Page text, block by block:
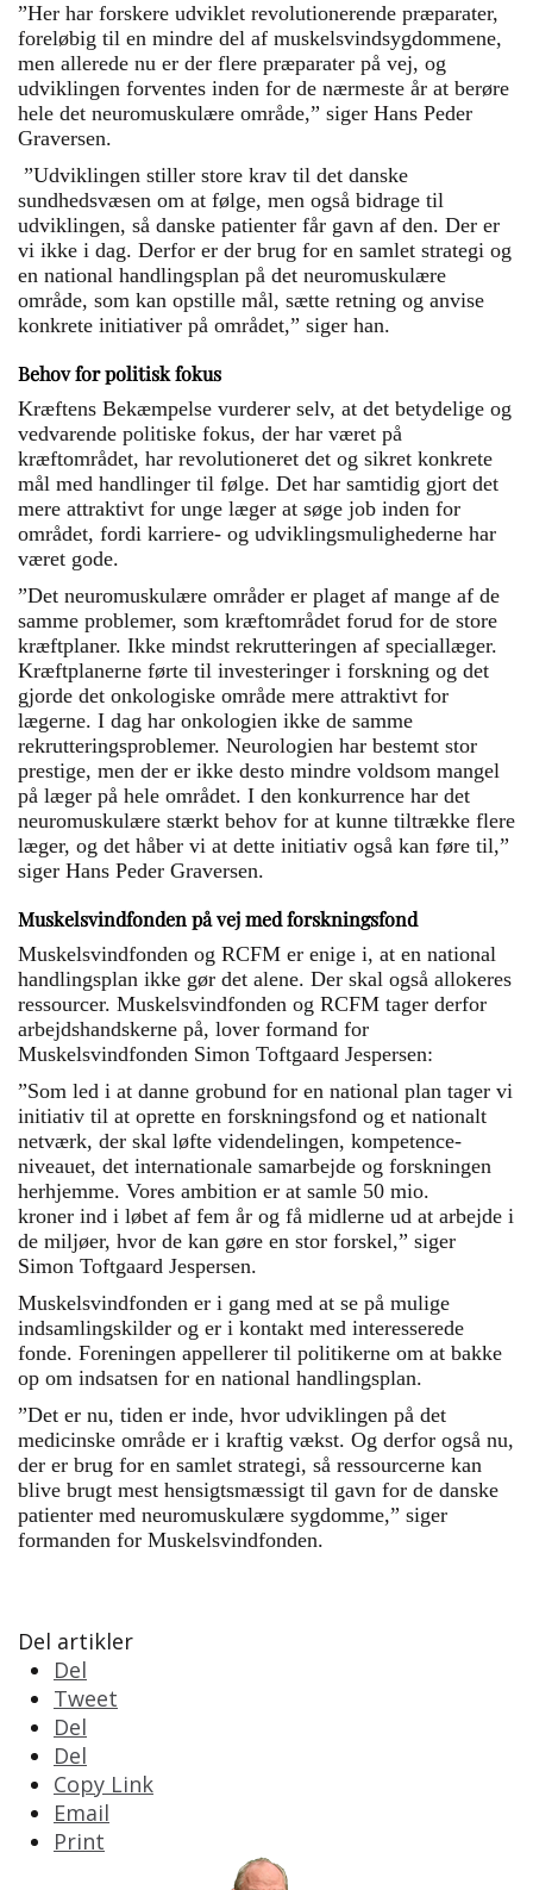
”Her har forskere udviklet revolutionerende præparater,
foreløbig til en mindre del af muskelsvindsygdommene,
men allerede nu er der flere præparater på vej, og
udviklingen forventes inden for de nærmeste år at berøre
hele det neuromuskulære område,” siger Hans Peder
Graversen.
”Udviklingen stiller store krav til det danske
sundhedsvæsen om at følge, men også bidrage til
udviklingen, så danske patienter får gavn af den. Der er
vi ikke i dag. Derfor er der brug for en samlet strategi og
en national handlingsplan på det neuromuskulære
område, som kan opstille mål, sætte retning og anvise
konkrete initiativer på området,” siger han.
Behov for politisk fokus
Kræftens Bekæmpelse vurderer selv, at det betydelige og
vedvarende politiske fokus, der har været på
kræftområdet, har revolutioneret det og sikret konkrete
mål med handlinger til følge. Det har samtidig gjort det
mere attraktivt for unge læger at søge job inden for
området, fordi karriere- og udviklingsmulighederne har
været gode.
”Det neuromuskulære områder er plaget af mange af de
samme problemer, som kræftområdet forud for de store
kræftplaner. Ikke mindst rekrutteringen af speciallæger.
Kræftplanerne førte til investeringer i forskning og det
gjorde det onkologiske område mere attraktivt for
lægerne. I dag har onkologien ikke de samme
rekrutteringsproblemer. Neurologien har bestemt stor
prestige, men der er ikke desto mindre voldsom mangel
på læger på hele området. I den konkurrence har det
neuromuskulære stærkt behov for at kunne tiltrække flere
læger, og det håber vi at dette initiativ også kan føre til,”
siger Hans Peder Graversen.
Muskelsvindfonden på vej med forskningsfond
Muskelsvindfonden og RCFM er enige i, at en national
handlingsplan ikke gør det alene. Der skal også allokeres
ressourcer. Muskelsvindfonden og RCFM tager derfor
arbejdshandskerne på, lover formand for
Muskelsvindfonden Simon Toftgaard Jespersen:
”Som led i at danne grobund for en national plan tager vi
initiativ til at oprette en forskningsfond og et nationalt
netværk, der skal løfte videndelingen, kompetence-
niveauet, det internationale samarbejde og forskningen
herhjemme. Vores ambition er at samle 50 mio.
kroner ind i løbet af fem år og få midlerne ud at arbejde i
de miljøer, hvor de kan gøre en stor forskel,” siger
Simon Toftgaard Jespersen.
Muskelsvindfonden er i gang med at se på mulige
indsamlingskilder og er i kontakt med interesserede
fonde. Foreningen appellerer til politikerne om at bakke
op om indsatsen for en national handlingsplan.
”Det er nu, tiden er inde, hvor udviklingen på det
medicinske område er i kraftig vækst. Og derfor også nu,
der er brug for en samlet strategi, så ressourcerne kan
blive brugt mest hensigtsmæssigt til gavn for de danske
patienter med neuromuskulære sygdomme,” siger
formanden for Muskelsvindfonden.
Del artikler
Del
Tweet
Del
Del
Copy Link
Email
Print